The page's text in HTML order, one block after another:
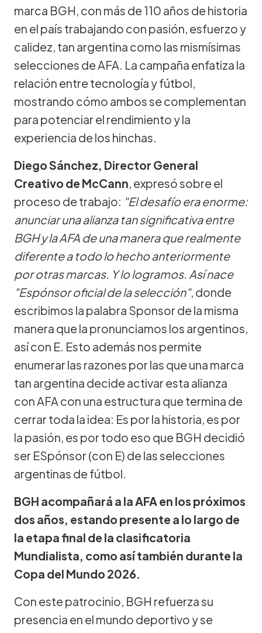
marca BGH, con más de 110 años de historia
en el país trabajando con pasión, esfuerzo y
calidez, tan argentina como las mismísimas
selecciones de AFA. La campaña enfatiza la
relación entre tecnología y fútbol,
mostrando cómo ambos se complementan
para potenciar el rendimiento y la
experiencia de los hinchas.
Diego Sánchez, Director General
Creativo de McCann, expresó sobre el
proceso de trabajo: "El desafío era enorme:
anunciar una alianza tan significativa entre
BGH y la AFA de una manera que realmente
diferente a todo lo hecho anteriormente
por otras marcas. Y lo logramos. Así nace
"Espónsor oficial de la selección", donde
escribimos la palabra Sponsor de la misma
manera que la pronunciamos los argentinos,
así con E. Esto además nos permite
enumerar las razones por las que una marca
tan argentina decide activar esta alianza
con AFA con una estructura que termina de
cerrar toda la idea: Es por la historia, es por
la pasión, es por todo eso que BGH decidió
ser ESpónsor (con E) de las selecciones
argentinas de fútbol.
BGH acompañará a la AFA en los próximos
dos años, estando presente a lo largo de
la etapa final de la clasificatoria
Mundialista, como así también durante la
Copa del Mundo 2026.
Con este patrocinio, BGH refuerza su
presencia en el mundo deportivo y se